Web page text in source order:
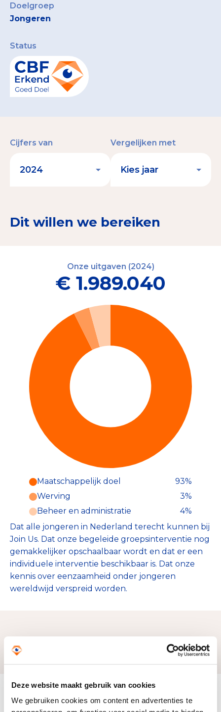
Deze website maakt gebruik van cookies
We gebruiken cookies om content en advertenties te
Doelgroep
Jongeren
Status
Dit willen we bereiken
Cijfers van Vergelijken met
Onze uitgaven (2024)
€ 1.989.040
Maatschappelijk doel
93%
Werving
3%
Beheer en administratie
4%
Dat alle jongeren in Nederland terecht kunnen bij
Join Us. Dat onze begeleide groepsinterventie nog
gemakkelijker opschaalbaar wordt en dat er een
individuele interventie beschikbaar is. Dat onze
kennis over eenzaamheid onder jongeren
wereldwijd verspreid worden.
Zo bereiken we ons doel